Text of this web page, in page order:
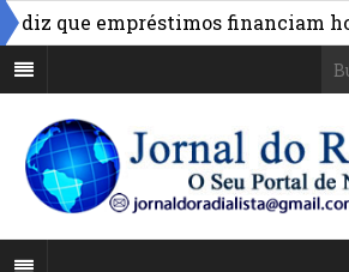
empréstimos financiam